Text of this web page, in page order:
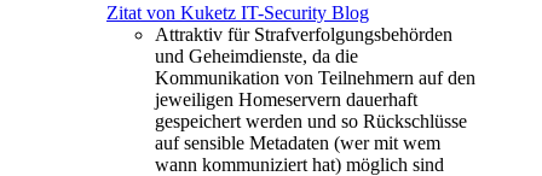
Zitat von Kuketz IT-Security Blog
Attraktiv für Strafverfolgungsbehörden
und Geheimdienste, da die
Kommunikation von Teilnehmern auf den
jeweiligen Homeservern dauerhaft
gespeichert werden und so Rückschlüsse
auf sensible Metadaten (wer mit wem
wann kommuniziert hat) möglich sind